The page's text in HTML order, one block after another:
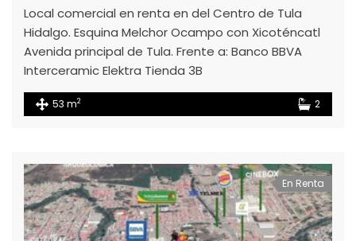
Local comercial en renta en del Centro de Tula
Hidalgo. Esquina Melchor Ocampo con Xicoténcatl
Avenida principal de Tula. Frente a: Banco BBVA
Interceramic Elektra Tienda 3B
53 m2 2
En Renta